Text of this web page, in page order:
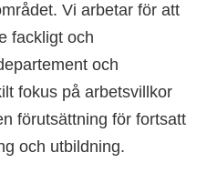
Vi arbetar för att
fackligt och
och
fokus på arbetsvillkor
förutsättning för fortsatt
och utbildning.